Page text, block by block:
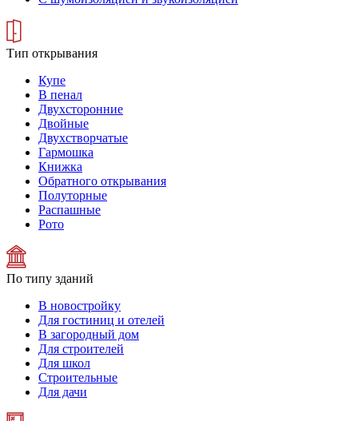
Тип открывания
Купе
В пенал
Двухсторонние
Двойные
Двухстворчатые
Гармошка
Книжка
Обратного открывания
Полуторные
Распашные
Рото
По типу зданий
В новостройку
Для гостиниц и отелей
В загородный дом
Для строителей
Для школ
Строительные
Для дачи